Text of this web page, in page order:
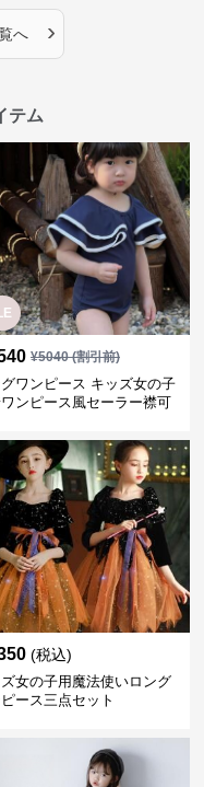
へ ›
テム
¥5040(割引前)
グワンピース キッズ女の子
ンピース風セーラー襟可
(税込)
女の子用魔法使いロング
ース三点セット